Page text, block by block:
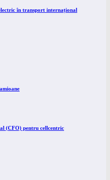
în transport internațional
(CFO) pentru cellcentric